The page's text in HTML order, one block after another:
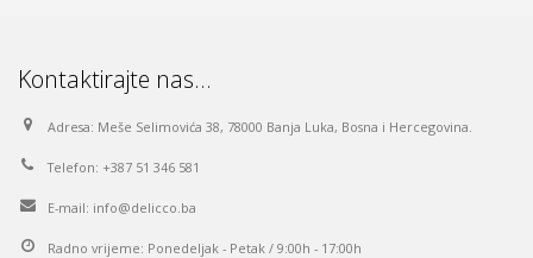
Kontaktirajte nas…
Adresa: Meše Selimovića 38, 78000 Banja Luka, Bosna i Hercegovina.
Telefon: +387 51 346 581
E-mail: info@delicco.ba
Radno vrijeme: Ponedeljak - Petak / 9:00h - 17:00h